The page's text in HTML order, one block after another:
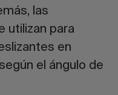
las
utilizan para
en
el ángulo de